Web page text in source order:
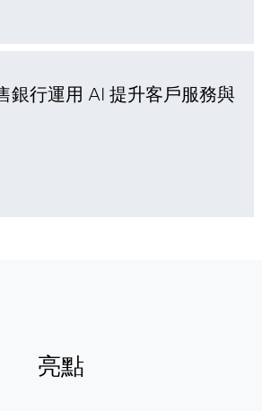
銀行運用 AI 提升客戶服務與
亮點